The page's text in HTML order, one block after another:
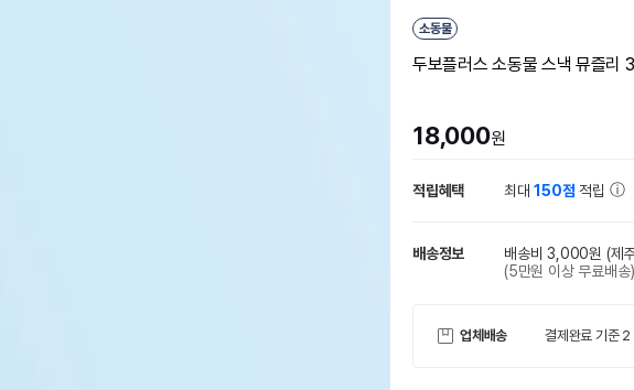
소동물
두보플러스 소동물 스낵 뮤즐리
18,000원
적립혜택 최대150점 적립
배송정보 배송비 3,000원 (제
(5만원 이상 무료배송)
업체배송 결제완료 기준